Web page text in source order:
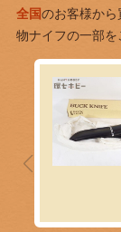
全国のお客様か
物ナイフの一部を